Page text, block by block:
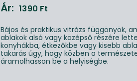
Ár: 1390 Ft
Bájos és praktikus vitrázs függönyök,
ablakok alsó vagy középső részére
konyhákba, étkezőkbe vagy kisebb
takarás úgy, hogy közben a
áramolhasson be a helyiségbe.